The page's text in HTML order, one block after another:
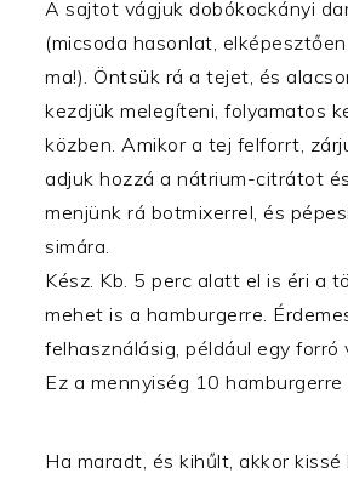
A sajtot vágjuk dobókockányi
(micsoda hasonlat,
ma!). Öntsük rá a tejet, és
kezdjük melegíteni, folyamatos
közben. Amikor a tej felforrt,
adjuk hozzá a nátrium-citrátot
menjünk rá botmixerrel, és
simára.
Kész. Kb. 5 perc alatt el is éri a
mehet is a hamburgerre.
felhasználásig, például egy forró
Ez a mennyiség 10 hamburgerre
Ha maradt, és kihűlt, akkor kissé